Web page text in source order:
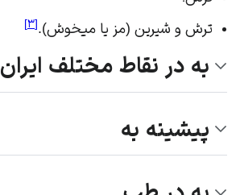
ترش و شیرین (مز یا میخوش). [۳]
به در نقاط مختلف ایران
پیشینه به